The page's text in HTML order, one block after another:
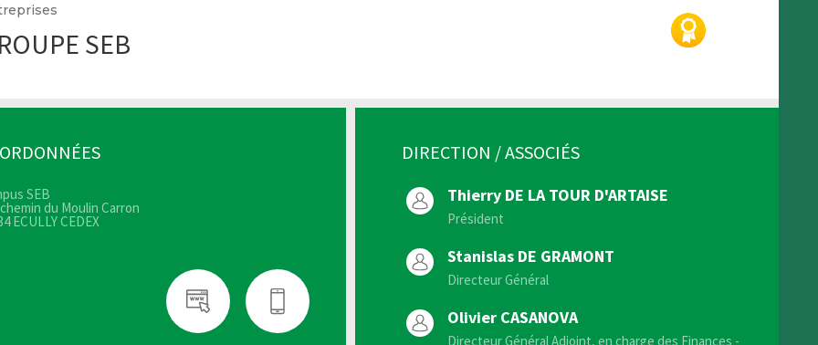
SEB
SEB
du Moulin Carron
ECULLY CEDEX
DIRECTION / ASSOCIÉS
Thierry DE LA TOUR D'ARTAISE
Président
Stanislas DE GRAMONT
Directeur Général
Olivier CASANOVA
Directeur Général Adjoint, en charge des Finances -